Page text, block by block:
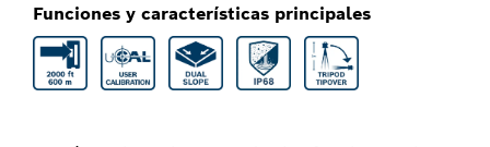
Funciones y características principales